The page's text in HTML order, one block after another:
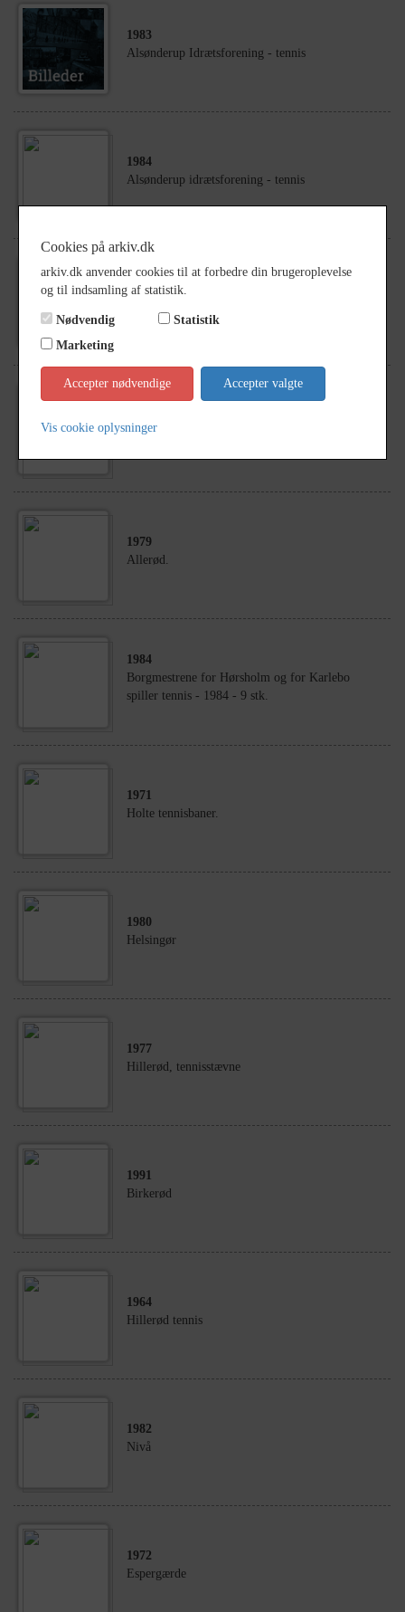
1983
Alsønderup Idrætsforening - tennis
1984
Alsønderup idrætsforening - tennis
1984
Alsønderup Idrætsforening - tennis 1984.
1979
Allerød.
1984
Borgmestrene for Hørsholm og for Karlebo
spiller tennis - 1984 - 9 stk.
1971
Holte tennisbaner.
1980
Helsingør
1977
Hillerød, tennisstævne
1991
Birkerød
1964
Hillerød tennis
1982
Nivå
1972
Espergærde
Cookies på arkiv.dk
arkiv.dk anvender cookies til at forbedre din brugeroplevelse
og til indsamling af statistik.
Nødvendig
Statistik
Marketing
Accepter nødvendige Accepter valgte
Vis cookie oplysninger